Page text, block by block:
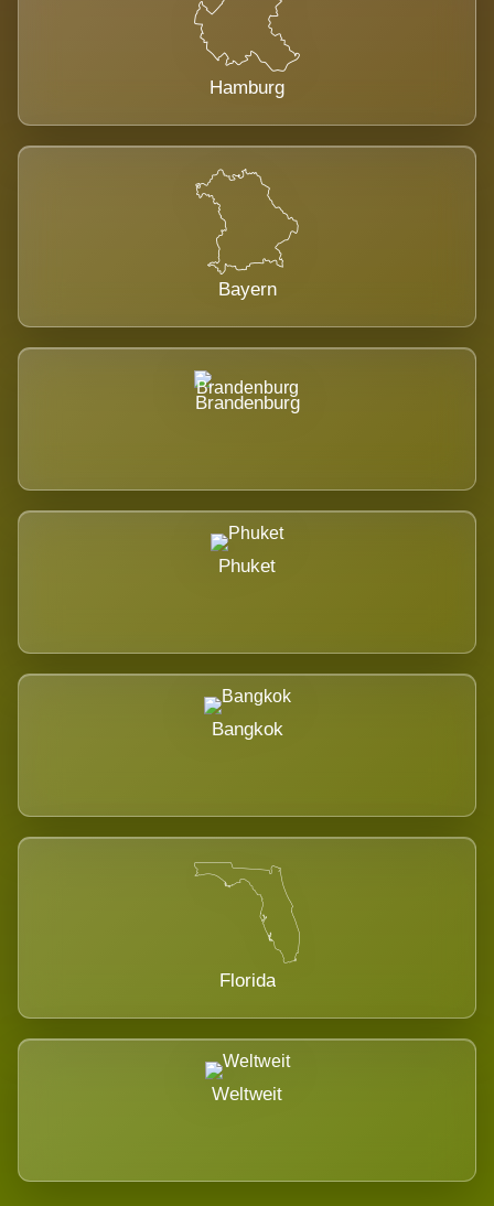
Hamburg
Bayern
Brandenburg
Phuket
Bangkok
Florida
Weltweit